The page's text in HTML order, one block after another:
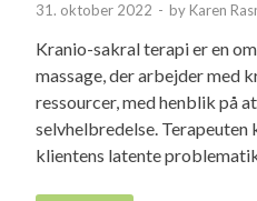
31. oktober 2022 - by Karen
Kranio-sakral terapi er en
massage, der arbejder med
ressourcer, med henblik på
selvhelbredelse. Terapeuten
klientens latente